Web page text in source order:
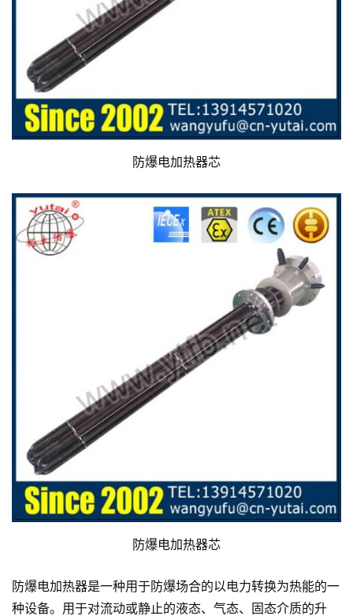
防爆电加热器芯
防爆电加热器芯
防爆电加热器是一种用于防爆场合的以电力转换为热能的一
种设备。用于对流动或静止的液态、气态、固态介质的升